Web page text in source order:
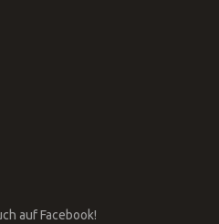
auf Facebook!